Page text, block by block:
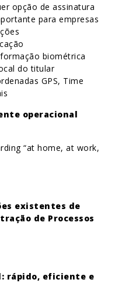
opção de assinatura
para empresas
biométrica
do titular
GPS, Time
operacional
“at home, at work,
existentes de
de Processos
rápido, eficiente e